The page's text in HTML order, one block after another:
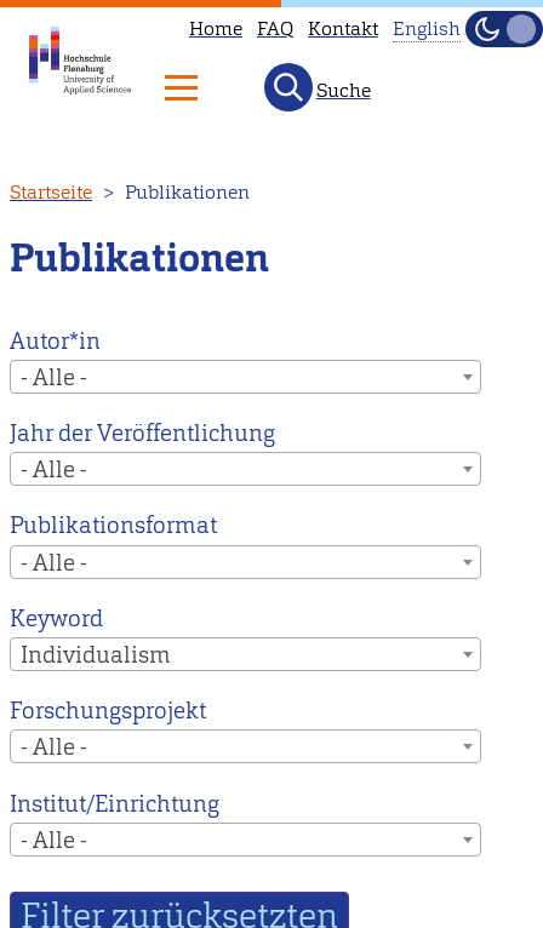
zum
Inhalt
Home FAQ Kontakt
to
our
main
instead.
English
Hell
Suche
Startseite Publikationen
Publikationen
Autor*in
- Alle -
Jahr der Veröffentlichung
- Alle -
Publikationsformat
- Alle -
Keyword
Individualism
Forschungsprojekt
- Alle -
Institut/Einrichtung
- Alle -